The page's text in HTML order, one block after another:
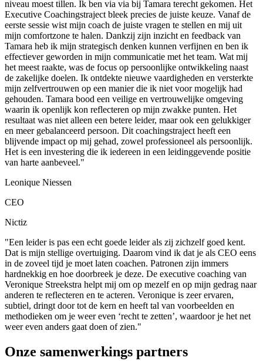
niveau moest tillen. Ik ben via via bij Tamara terecht gekomen. Het
Executive Coachingstraject bleek precies de juiste keuze. Vanaf de
eerste sessie wist mijn coach de juiste vragen te stellen en mij uit
mijn comfortzone te halen. Dankzij zijn inzicht en feedback van
Tamara heb ik mijn strategisch denken kunnen verfijnen en ben ik
effectiever geworden in mijn communicatie met het team. Wat mij
het meest raakte, was de focus op persoonlijke ontwikkeling naast
de zakelijke doelen. Ik ontdekte nieuwe vaardigheden en versterkte
mijn zelfvertrouwen op een manier die ik niet voor mogelijk had
gehouden. Tamara bood een veilige en vertrouwelijke omgeving
waarin ik openlijk kon reflecteren op mijn zwakke punten. Het
resultaat was niet alleen een betere leider, maar ook een gelukkiger
en meer gebalanceerd persoon. Dit coachingstraject heeft een
blijvende impact op mij gehad, zowel professioneel als persoonlijk.
Het is een investering die ik iedereen in een leidinggevende positie
van harte aanbeveel."
Leonique Niessen
CEO
Nictiz
"Een leider is pas een echt goede leider als zij zichzelf goed kent.
Dat is mijn stellige overtuiging. Daarom vind ik dat je als CEO eens
in de zoveel tijd je moet laten coachen. Patronen zijn immers
hardnekkig en hoe doorbreek je deze. De executive coaching van
Veronique Streekstra helpt mij om op mezelf en op mijn gedrag naar
anderen te reflecteren en te acteren. Veronique is zeer ervaren,
subtiel, dringt door tot de kern en heeft tal van voorbeelden en
methodieken om je weer even ‘recht te zetten’, waardoor je het net
weer even anders gaat doen of zien."
Onze samenwerkings partners